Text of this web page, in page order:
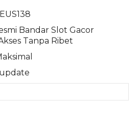
Bandar Slot Gacor
Tanpa Ribet